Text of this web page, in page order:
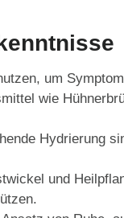
um
wie
Hydrierung
und